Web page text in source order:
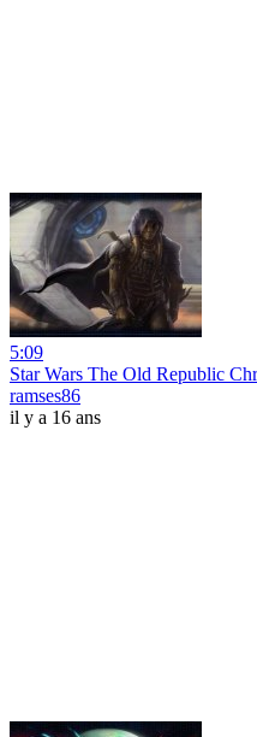
5:09
Star Wars The Old Republic
ramses86
il y a 16 ans